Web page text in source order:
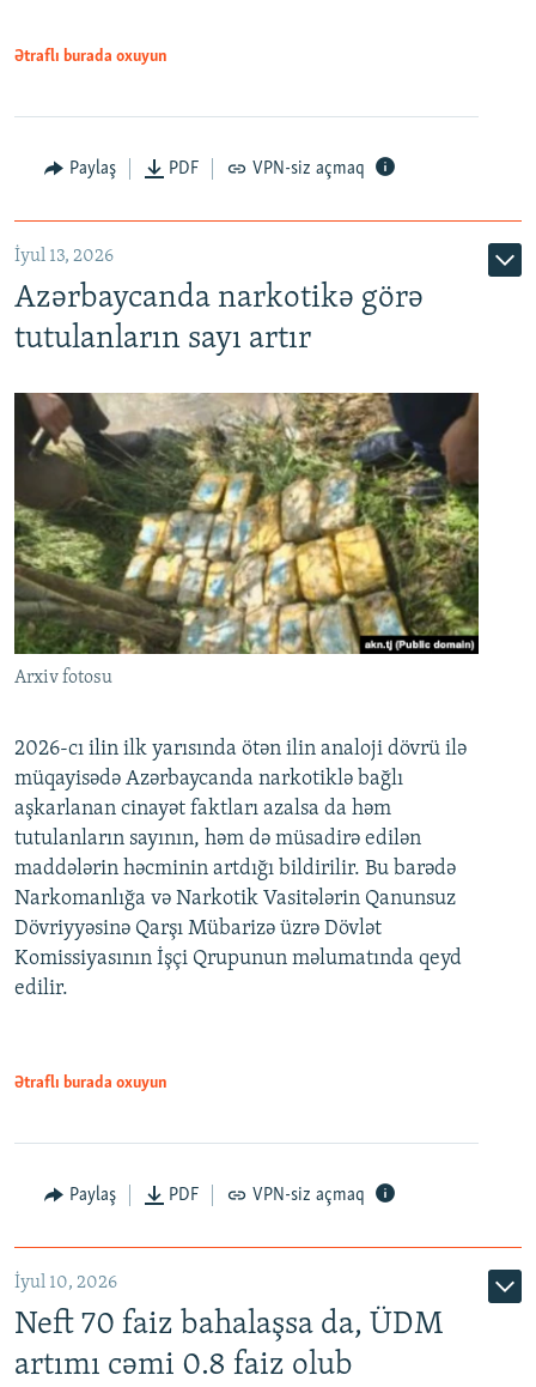
Ətraflı burada oxuyun
Paylaş PDF VPN-siz açmaq
İyul 13, 2026
Azərbaycanda narkotikə görə
tutulanların sayı artır
Arxiv fotosu
2026-cı ilin ilk yarısında ötən ilin analoji dövrü ilə
müqayisədə Azərbaycanda narkotiklə bağlı
aşkarlanan cinayət faktları azalsa da həm
tutulanların sayının, həm də müsadirə edilən
maddələrin həcminin artdığı bildirilir. Bu barədə
Narkomanlığa və Narkotik Vasitələrin Qanunsuz
Dövriyyəsinə Qarşı Mübarizə üzrə Dövlət
Komissiyasının İşçi Qrupunun məlumatında qeyd
edilir.
Ətraflı burada oxuyun
Paylaş PDF VPN-siz açmaq
İyul 10, 2026
Neft 70 faiz bahalaşsa da, ÜDM
artımı cəmi 0.8 faiz olub